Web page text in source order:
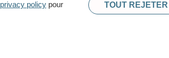
Adresse courriel
privacy policy pour
TOUT REJETER